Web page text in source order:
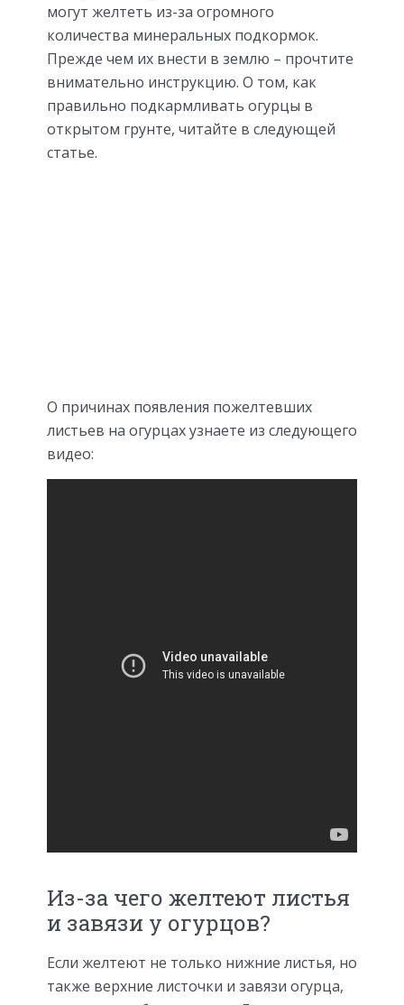
могут желтеть из-за огромного
количества минеральных подкормок.
Прежде чем их внести в землю – прочтите
внимательно инструкцию. О том, как
правильно подкармливать огурцы в
открытом грунте, читайте в следующей
статье.
О причинах появления пожелтевших
листьев на огурцах узнаете из следующего
видео:
Из-за чего желтеют листья
и завязи у огурцов?
Если желтеют не только нижние листья, но
также верхние листочки и завязи огурца,